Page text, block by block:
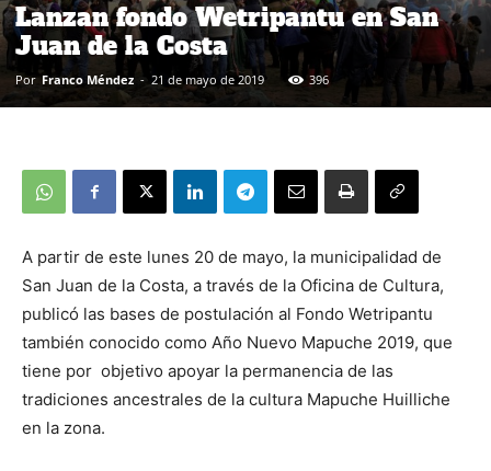
Lanzan fondo Wetripantu en San
Juan de la Costa
Por Franco Méndez - 21 de mayo de 2019 396
A partir de este lunes 20 de mayo, la municipalidad de
San Juan de la Costa, a través de la Oficina de Cultura,
publicó las bases de postulación al Fondo Wetripantu
también conocido como Año Nuevo Mapuche 2019, que
tiene por objetivo apoyar la permanencia de las
tradiciones ancestrales de la cultura Mapuche Huilliche
en la zona.